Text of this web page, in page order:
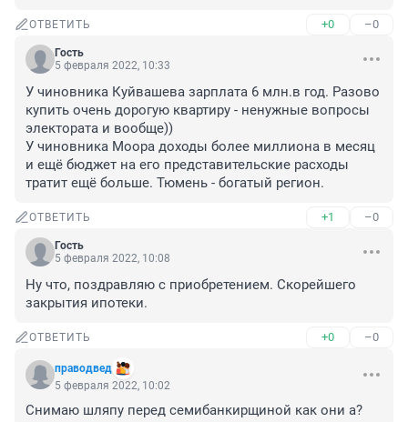
ОТВЕТИТЬ +0 –0
Гость
5 февраля 2022, 10:33
У чиновника Куйвашева зарплата 6 млн.в год. Разово
купить очень дорогую квартиру - ненужные вопросы
электората и вообще))
У чиновника Моора доходы более миллиона в месяц
и ещё бюджет на его представительские расходы
тратит ещё больше. Тюмень - богатый регион.
ОТВЕТИТЬ +1 –0
Гость
5 февраля 2022, 10:08
Ну что, поздравляю с приобретением. Скорейшего
закрытия ипотеки.
ОТВЕТИТЬ +0 –0
праводвед
5 февраля 2022, 10:02
Снимаю шляпу перед семибанкирщиной как они а?